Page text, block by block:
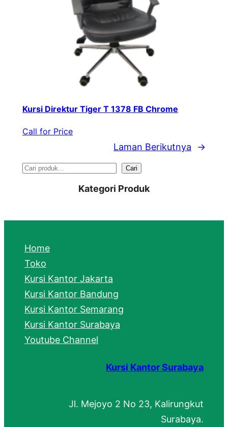
Kursi Direktur Tiger T 1378 FB Chrome
Call for Price
Laman Berikutnya →
S
r
h
Cari
Kategori Produk
Home
Toko
Kursi Kantor Jakarta
Kursi Kantor Bandung
Kursi Kantor Semarang
Kursi Kantor Surabaya
Youtube Channel
Kursi Kantor Surabaya
Jl. Mejoyo 2 No 23, Kalirungkut
Surabaya.